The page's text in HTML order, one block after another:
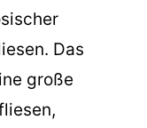
Das
große